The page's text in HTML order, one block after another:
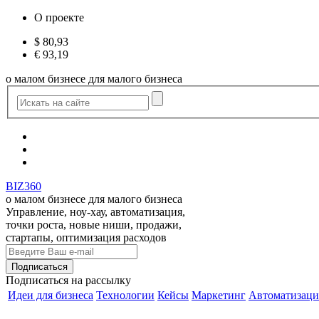
О проекте
$ 80,93
€ 93,19
о малом бизнесе для малого бизнеса
BIZ360
о малом бизнесе для малого бизнеса
Управление, ноу-хау, автоматизация,
точки роста, новые ниши, продажи,
стартапы, оптимизация расходов
Подписаться на рассылку
Идеи для бизнеса Технологии Кейсы Маркетинг